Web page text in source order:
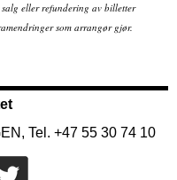
eller refundering av billetter
som arrangør gjør.
Tel. +47 55 30 74 10